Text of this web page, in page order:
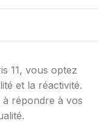
11, vous optez
et la réactivité.
répondre à vos